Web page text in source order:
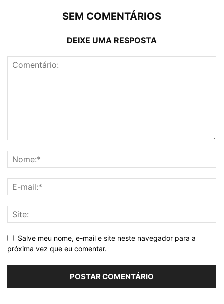
SEM COMENTÁRIOS
DEIXE UMA RESPOSTA
Salve meu nome, e-mail e site neste navegador para a
próxima vez que eu comentar.